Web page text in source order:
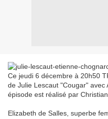
Ce jeudi 6 décembre à 20h50
de Julie Lescaut "Cougar"
épisode est réalisé par
Elizabeth de Salles, superbe